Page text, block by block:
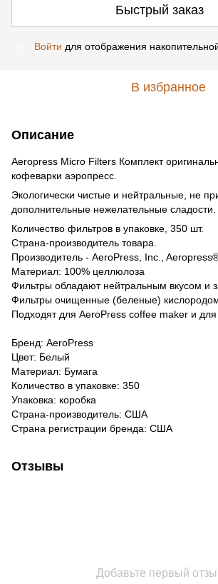
Быстрый заказ
Войти для отображения
В избранное
Описание
Aeropress Micro Filters Комплект
кофеварки аэропресс.
Экологически чистые и нейтральные, не
дополнительные нежелательные сладости.
Количество фильтров в упаковке, 350 шт.
Страна-производитель товара.
Производитель - AeroPress, Inc.,
Материал: 100% целлюлоза
Фильтры обладают нейтральным вкусом и
Фильтры очищенные (беленые)
Подходят для AeroPress coffee maker и для
Бренд: AeroPress
Цвет: Белый
Материал: Бумага
Количество в упаковке: 350
Упаковка: коробка
Страна-производитель: США
Страна регистрации бренда: США
Отзывы
Добавьте первый